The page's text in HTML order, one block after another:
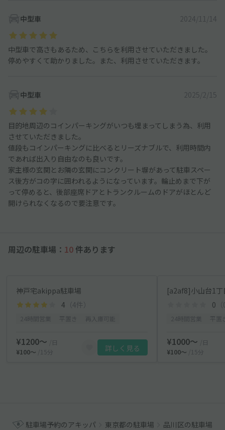
中型車 2024/11/14
中型車で高さもあるため、こちらを利用させていただきました。
停めやすくて助かりました。また、利用させていただきます。
中型車 2025/2/15
目的地周辺のコインパーキングがいつも埋まってしまう為、利用
させていただきました。
値段もコインパーキングに比べるとリーズナブルで、利用時間内
であれば出入り自由なのも良いです。
家主様の玄関とお隣の玄関にコンクリート塀があって駐車スペー
ス後方がコの字に囲われるようになっています。輪止めまで下が
って停めると、後部座席ドアとトランクルームのドアがほとんど
開けられなくなるので要注意です。
周辺の駐車場： 10 件あります
神戸宅akippa駐車場
4 （4件）
¥1200〜
/日
¥100〜
/15分 詳しく見る
0
¥1000〜
/日
¥100〜
/15分
駐車場予約のアキッパ 東京都の駐車場 品川区の駐車場